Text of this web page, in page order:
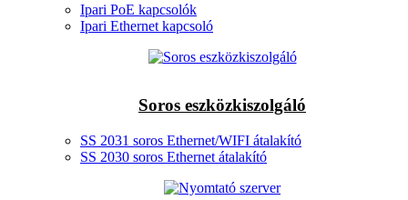
Ipari PoE kapcsolók
Ipari Ethernet kapcsoló
Soros eszközkiszolgáló
SS 2031 soros Ethernet/WIFI átalakító
SS 2030 soros Ethernet átalakító